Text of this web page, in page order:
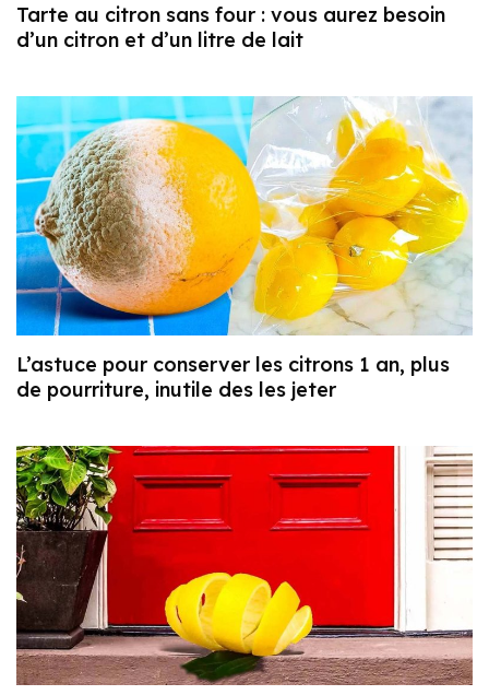
Tarte au citron sans four : vous aurez besoin
d’un citron et d’un litre de lait
L’astuce pour conserver les citrons 1 an, plus
de pourriture, inutile des les jeter